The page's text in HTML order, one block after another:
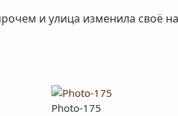
и улица изменила своё
Photo-175